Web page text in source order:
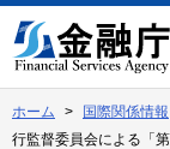
文
へ
動
ホーム 国際関係情報
行監督委員会による「